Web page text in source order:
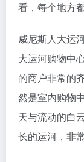
看，每个地方
威尼斯人大运
大运河购物中
的商户非常的
然是室内购物
天与流动的白
长的运河，非